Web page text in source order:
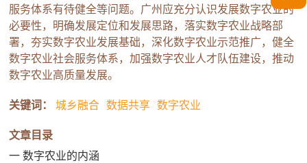
服务体系有待健全等问题。广州应充分认识发展数字农业的
必要性，明确发展定位和发展思路，落实数字农业战略部
署，夯实数字农业发展基础，深化数字农业示范推广，健全
数字农业社会服务体系，加强数字农业人才队伍建设，推动
数字农业高质量发展。
关键词： 城乡融合 数据共享 数字农业
文章目录
一 数字农业的内涵